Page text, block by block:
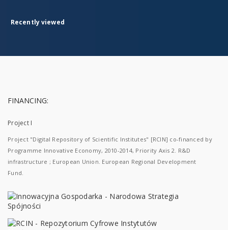
Recently viewed
FINANCING:
Project I
Project "Digital Repository of Scientific Institutes" [RCIN] co-financed by
Programme Innovative Economy, 2010-2014, Priority Axis 2. R&D
infrastructure ; European Union. European Regional Development
Fund.